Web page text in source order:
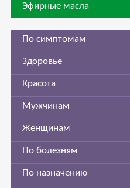
Эфирные масла
По симптомам
Здоровье
Красота
Мужчинам
Женщинам
По болезням
По назначению